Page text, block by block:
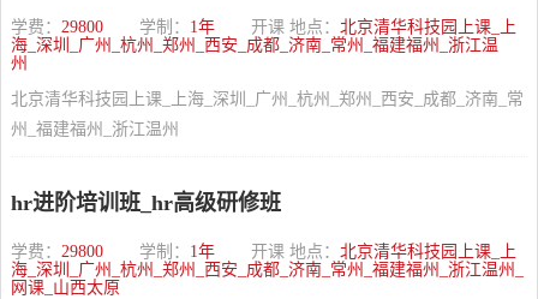
学费： 29800 学制： 1年 开课 地点： 北京清华科技园上课_上
海_深圳_广州_杭州_郑州_西安_成都_济南_常州_福建福州_浙江温
州
北京清华科技园上课_上海_深圳_广州_杭州_郑州_西安_成都_济南_常
州_福建福州_浙江温州
hr进阶培训班_hr高级研修班
学费： 29800 学制： 1年 开课 地点： 北京清华科技园上课_上
海_深圳_广州_杭州_郑州_西安_成都_济南_常州_福建福州_浙江温州_
网课_山西太原